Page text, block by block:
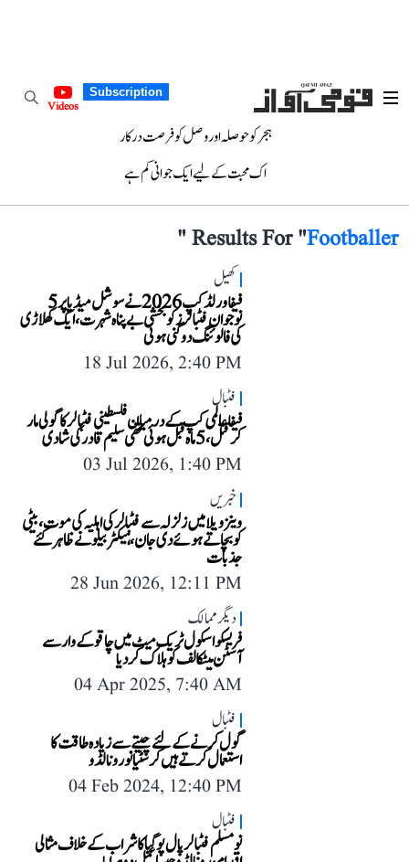
Subscription
Videos
ہجر کو حوصلہ اور وصل کو فرصت درکار
اک محبت کے لیے ایک جوانی کم ہے
Results For "Footballer
"
کھیل
فیفا ورلڈ کپ 2026 نے سوشل میڈیا پر 5
نوجوان فٹبالرز کو بخشی بے پناہ شہرت، ایک کھلاڑی
کی فالوئنگ دوگنی ہوئی
18 Jul 2026, 2:40 PM
فٹبال
فیفا عالمی کپ کے درمیان فلسطینی فٹبالر کا گولی مار
کر قتل، 5 ماہ قبل ہوئی تھی سلیم قادر کی شادی
03 Jul 2026, 1:40 PM
خبریں
وینزویلا میں زلزلہ سے فٹبالر کی اہلیہ کی موت، بیٹی
کو بچاتے ہوئے دی جان، ہیکٹر بیلو نے ظاہر کئے
جذبات
28 Jun 2026, 12:11 PM
دیگر ممالک
فریسکو اسکول ٹریک میٹ میں چاقو کے وار سے
آسٹن میٹکالف کو ہلاک کر دیا
04 Apr 2025, 7:40 AM
فٹبال
گول کرنے کے لئے چیتے سے زیادہ طاقت کا
استعمال کرتے ہیں کرسٹیانو رونالڈو
04 Feb 2024, 12:40 PM
فٹبال
نو مسلم فٹبالر پال پوگبا کا شراب کے خلاف مثالی